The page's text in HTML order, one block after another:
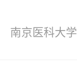
南京医科大学